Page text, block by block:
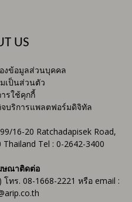
US
งข้อมูลส่วนบุคคล
เป็นส่วนตัว
รใช้คุกกี้
บริการแพลตฟอร์มดิจิทัล
16-20 Ratchadapisek Road,
Tel : 0-2642-3400
ษณาติดต่อ
ร. 08-1668-2221 หรือ email :